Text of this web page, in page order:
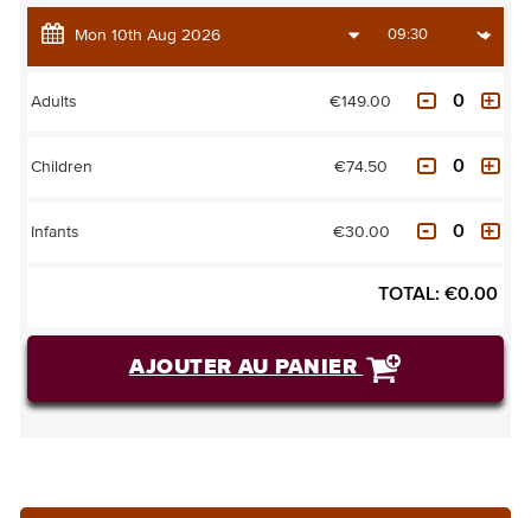
Adults €149.00
Children €74.50
Infants €30.00
TOTAL: €0.00
AJOUTER AU PANIER